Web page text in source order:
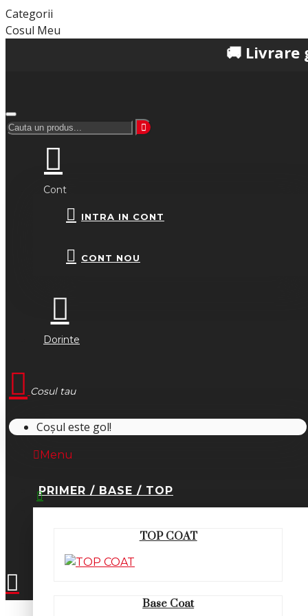
Categorii
Cosul Meu
🚚 Livrare gratuită
Cont
INTRA IN CONT
CONT NOU
Dorinte
Cosul tau
Coșul este gol!
Menu
PRIMER / BASE / TOP
TOP COAT
Base Coat
0745.677.518
office@fsm-romania.ro